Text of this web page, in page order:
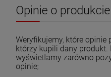
Opinie o
Weryfikujemy, które opinie
którzy kupili dany produkt.
wyświetlamy zarówno
opinie;